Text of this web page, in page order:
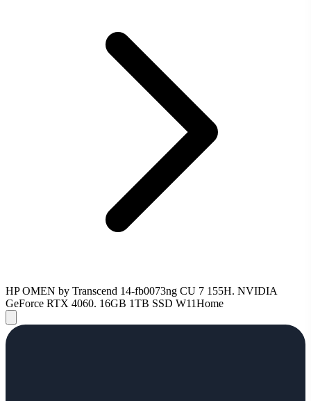
HP OMEN by Transcend 14-fb0073ng CU 7 155H. NVIDIA
GeForce RTX 4060. 16GB 1TB SSD W11Home